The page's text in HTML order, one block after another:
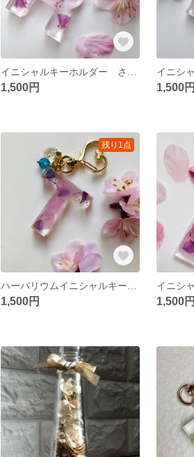
1,500円 1,500円
残り1点
1,500円 1,500円